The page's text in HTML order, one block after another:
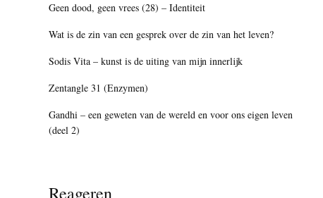
Geen dood, geen vrees (28) – Identiteit
Wat is de zin van een gesprek over de zin van het leven?
Sodis Vita – kunst is de uiting van mijn innerlijk
Zentangle 31 (Enzymen)
Gandhi – een geweten van de wereld en voor ons eigen leven
(deel 2)
Reageren